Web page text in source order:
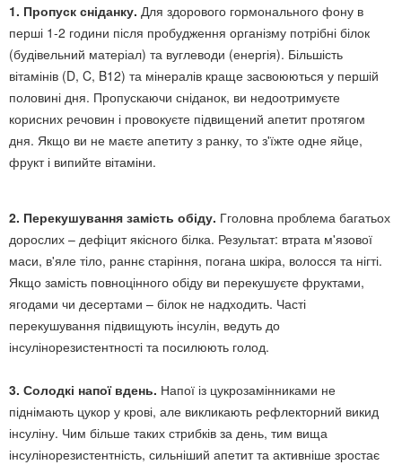
1. Пропуск сніданку. Для здорового гормонального фону в
перші 1-2 години після пробудження організму потрібні білок
(будівельний матеріал) та вуглеводи (енергія). Більшість
вітамінів (D, C, B12) та мінералів краще засвоюються у першій
половині дня. Пропускаючи сніданок, ви недоотримуєте
корисних речовин і провокуєте підвищений апетит протягом
дня. Якщо ви не маєте апетиту з ранку, то з'їжте одне яйце,
фрукт і випийте вітаміни.
2. Перекушування замість обіду. Гголовна проблема багатьох
дорослих – дефіцит якісного білка. Результат: втрата м'язової
маси, в'яле тіло, раннє старіння, погана шкіра, волосся та нігті.
Якщо замість повноцінного обіду ви перекушуєте фруктами,
ягодами чи десертами – білок не надходить. Часті
перекушування підвищують інсулін, ведуть до
інсулінорезистентності та посилюють голод.
3. Солодкі напої вдень. Напої із цукрозамінниками не
піднімають цукор у крові, але викликають рефлекторний викид
інсуліну. Чим більше таких стрибків за день, тим вища
інсулінорезистентність, сильніший апетит та активніше зростає